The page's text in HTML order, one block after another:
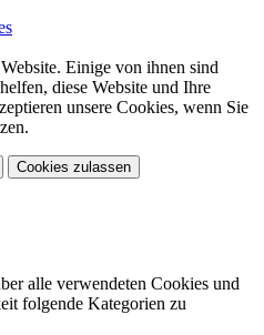
Einige von ihnen sind
diese Website und Ihre
unsere Cookies, wenn Sie
Cookies zulassen
alle verwendeten Cookies und
folgende Kategorien zu